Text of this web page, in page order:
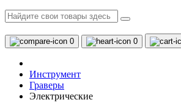
0 0
Инструмент
Граверы
Электрические